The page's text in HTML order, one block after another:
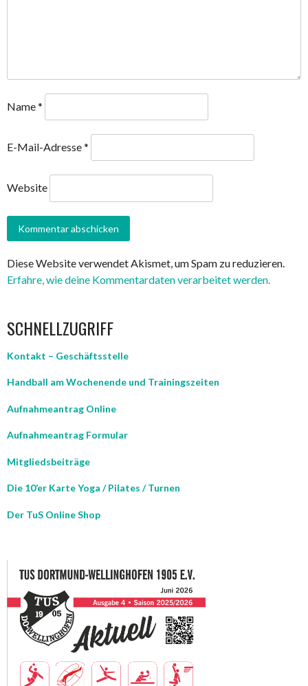
Name*
E-Mail-Adresse*
Website
Diese Website verwendet Akismet, um Spam zu reduzieren.
Erfahre, wie deine Kommentardaten verarbeitet werden.
SCHNELLZUGRIFF
Kontakt – Geschäftsstelle
Handball am Wochenende und Trainingszeiten
Aufnahmeantrag Online
Aufnahmeantrag Formular
Mitgliedsbeiträge
Die 10’er Karte Yoga / Pilates / Turnen
Der TuS Online Shop